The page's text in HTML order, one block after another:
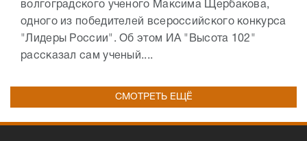
волгоградского ученого Максима Щербакова,
одного из победителей всероссийского конкурса
"Лидеры России". Об этом ИА "Высота 102"
рассказал сам ученый....
СМОТРЕТЬ ЕЩЁ